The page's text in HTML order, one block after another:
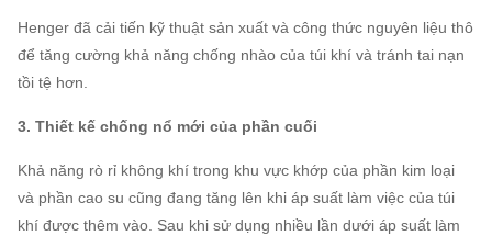
Henger đã cải tiến kỹ thuật sản xuất và công thức nguyên liệu thô
để tăng cường khả năng chống nhào của túi khí và tránh tai nạn
tồi tệ hơn.
3. Thiết kế chống nổ mới của phần cuối
Khả năng rò rỉ không khí trong khu vực khớp của phần kim loại
và phần cao su cũng đang tăng lên khi áp suất làm việc của túi
khí được thêm vào. Sau khi sử dụng nhiều lần dưới áp suất làm